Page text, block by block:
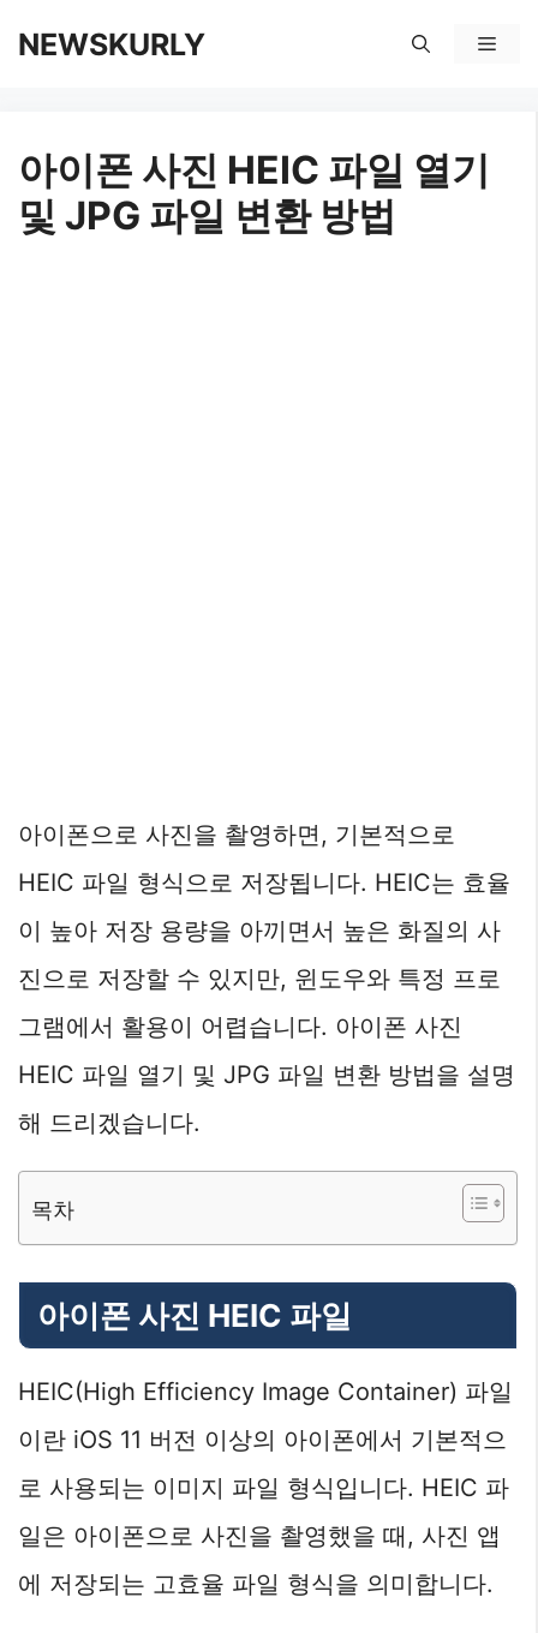
로
건
NEWSKURLY
메
아이폰 사진 HEIC 파일 열기
및 JPG 파일 변환 방법
아이폰으로 사진을 촬영하면, 기본적으로
HEIC 파일 형식으로 저장됩니다. HEIC는 효율
이 높아 저장 용량을 아끼면서 높은 화질의 사
진으로 저장할 수 있지만, 윈도우와 특정 프로
그램에서 활용이 어렵습니다. 아이폰 사진
HEIC 파일 열기 및 JPG 파일 변환 방법을 설명
해 드리겠습니다.
목차
아이폰 사진 HEIC 파일
HEIC(High Efficiency Image Container) 파일
이란 iOS 11 버전 이상의 아이폰에서 기본적으
로 사용되는 이미지 파일 형식입니다. HEIC 파
일은 아이폰으로 사진을 촬영했을 때, 사진 앱
에 저장되는 고효율 파일 형식을 의미합니다.